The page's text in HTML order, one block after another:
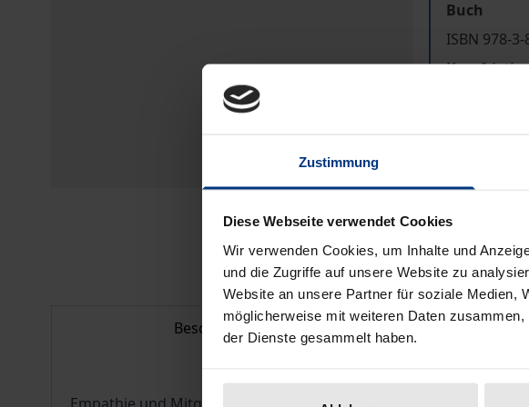
Zustimmung
Diese Webseite verwendet Cookies
Wir verwenden Cookies, um Inhalte und
und die Zugriffe auf unsere Website zu
Website an unsere Partner für soziale Medien,
möglicherweise mit weiteren Daten
der Dienste gesammelt haben.
Buch
ISBN 978-
Kurzfristig
Preisangaben
Beschreibung